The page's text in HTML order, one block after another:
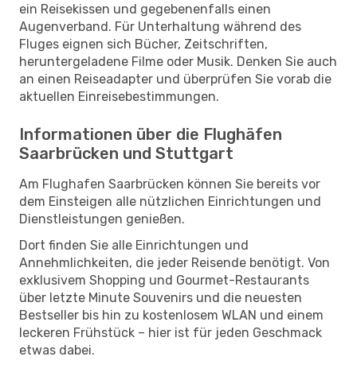
ein Reisekissen und gegebenenfalls einen
Augenverband. Für Unterhaltung während des
Fluges eignen sich Bücher, Zeitschriften,
heruntergeladene Filme oder Musik. Denken Sie auch
an einen Reiseadapter und überprüfen Sie vorab die
aktuellen Einreisebestimmungen.
Informationen über die Flughäfen
Saarbrücken und Stuttgart
Am Flughafen Saarbrücken können Sie bereits vor
dem Einsteigen alle nützlichen Einrichtungen und
Dienstleistungen genießen.
Dort finden Sie alle Einrichtungen und
Annehmlichkeiten, die jeder Reisende benötigt. Von
exklusivem Shopping und Gourmet-Restaurants
über letzte Minute Souvenirs und die neuesten
Bestseller bis hin zu kostenlosem WLAN und einem
leckeren Frühstück – hier ist für jeden Geschmack
etwas dabei.